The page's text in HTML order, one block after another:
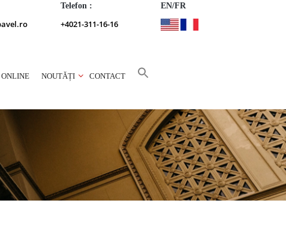
Telefon :
+4021-311-16-16
EN/FR
NOUTĂȚI CONTACT